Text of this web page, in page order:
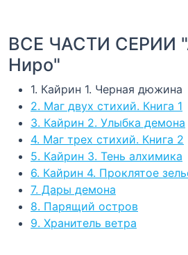
ВСЕ ЧАСТИ СЕРИИ
Ниро"
1. Кайрин 1. Черная дюжина
2. Маг двух стихий. Книга 1
3. Кайрин 2. Улыбка демона
4. Маг трех стихий. Книга 2
5. Кайрин 3. Тень алхимика
6. Кайрин 4. Проклятое
7. Дары демона
8. Парящий остров
9. Хранитель ветра